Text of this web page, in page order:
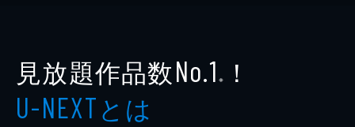
見放題作品数No.1 ※ ！
U-NEXTとは